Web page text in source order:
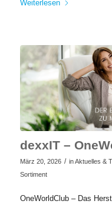
Weiterlesen
dexxIT –
März 20, 2026 / inAktuelles &
Sortiment
OneWorldClub – Das